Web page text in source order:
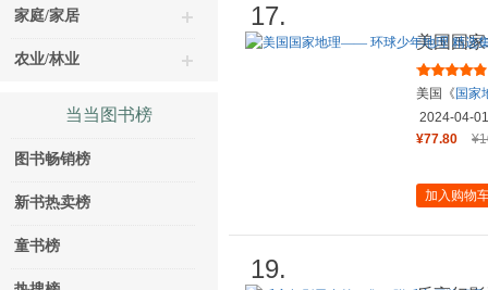
家庭/家居
农业/林业
当当图书榜
图书畅销榜
新书热卖榜
童书榜
17.
美国国
(礼盒全9
美国《 国家
2024-04-01
¥77.80
加入购物
19.